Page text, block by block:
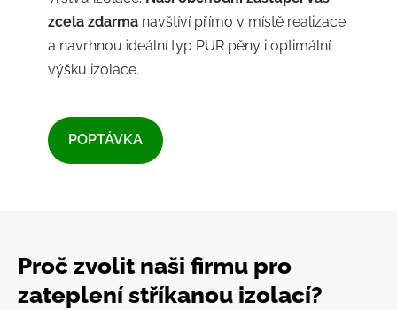
zcela zdarmanavštíví přímo v místě realizace
a navrhnou ideální typ PUR pěny i optimální
výšku izolace.
​POPTÁVKA​
Proč zvolit naši firmu pro
zateplení stříkanou izolací?